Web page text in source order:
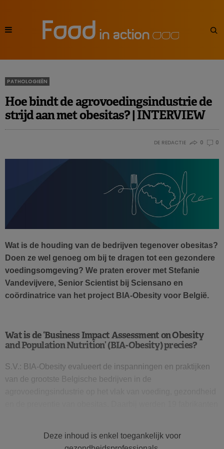
PATHOLOGIEËN
Hoe bindt de agrovoedingsindustrie de
strijd aan met obesitas? | INTERVIEW
DE REDACTIE 0 0
Wat is de houding van de bedrijven tegenover obesitas?
Doen ze wel genoeg om bij te dragen tot een gezondere
voedingsomgeving? We praten erover met Stefanie
Vandevijvere, Senior Scientist bij Sciensano en
coördinatrice van het project BIA-Obesity voor België.
Wat is de‘Business Impact Assessment on Obesity
and Population Nutrition’(BIA-Obesity) precies?
S.V.: BIA-Obesity evalueert de inspanningen en praktijken
van de grootste Belgische bedrijven in de
Deze inhoud is enkel toegankelijk voor